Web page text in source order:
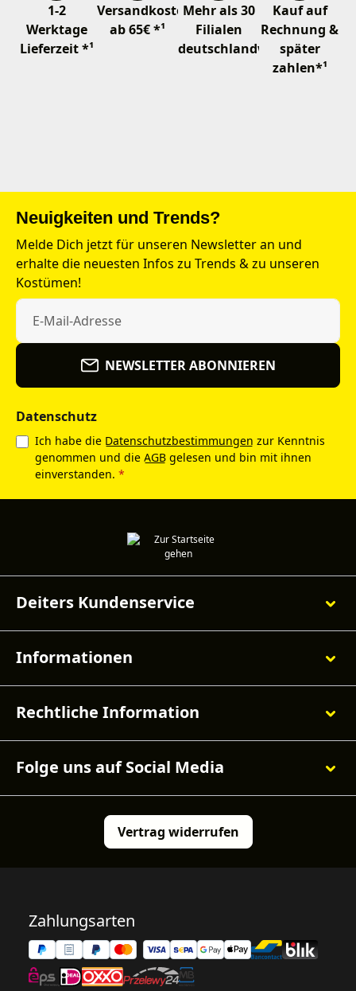
1-2
Werktage
Lieferzeit *¹
Versandkostenfrei
ab 65€ *¹
Mehr als 30
Filialen
deutschlandweit
Kauf auf
Rechnung &
später
zahlen*¹
Neuigkeiten und Trends?
Melde Dich jetzt für unseren Newsletter an und
erhalte die neuesten Infos zu Trends & zu unseren
Kostümen!
NEWSLETTER ABONNIEREN
Datenschutz
Ich habe die Datenschutzbestimmungen zur Kenntnis
genommen und die AGB gelesen und bin mit ihnen
einverstanden. *
Deiters Kundenservice
Informationen
Rechtliche Information
Folge uns auf Social Media
Vertrag widerrufen
Zahlungsarten